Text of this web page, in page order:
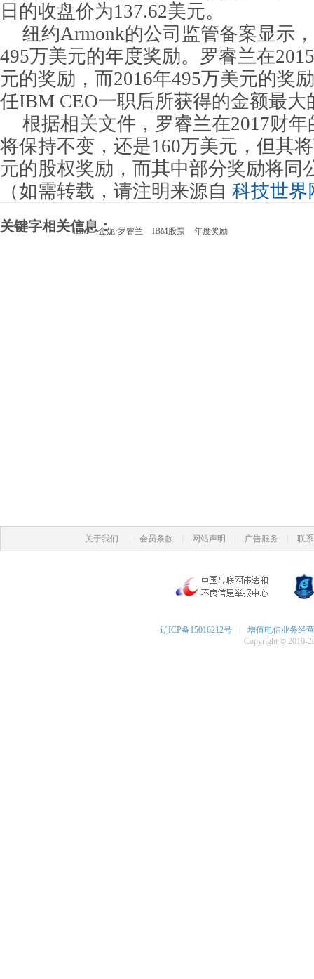
日的收盘价为137.62美元。
纽约Armonk的公司监管备案显示
495万美元的年度奖励。罗睿兰在
元的奖励，而2016年495万美元的奖
任IBM CEO一职后所获得的金额最大
根据相关文件，罗睿兰在2017财
将保持不变，还是160万美元，但其
元的股权奖励，而其中部分奖励将同
（如需转载，请注明来源自 科技世界
关键字相关信息：
IBM 金妮·罗睿兰 IBM股票 年度奖励
关于我们 会员条款 网站声明 广告服务 联
辽ICP备15016212号
增值电信业务经
Copyright © 2010-